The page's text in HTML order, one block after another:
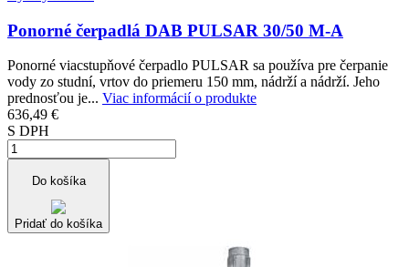
Ponorné čerpadlá DAB PULSAR 30/50 M-A
Ponorné viacstupňové čerpadlo PULSAR sa používa pre čerpanie
vody zo studní, vrtov do priemeru 150 mm, nádrží a nádrží. Jeho
prednosťou je... Viac informácií o produkte
636,49 €
S DPH
Do košíka
Pridať do košíka